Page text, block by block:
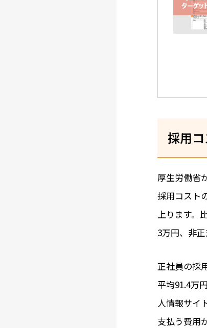
採用
厚生労働省
採用コスト
上ります。
3万円、非
正社員の採
平均91.4万
人情報サイ
支払う費用